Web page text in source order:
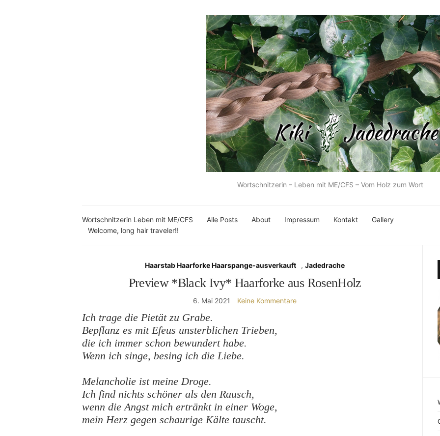
Wortschnitzerin – Leben mit ME/CFS – Vom Holz zum Wort
Wortschnitzerin Leben mit ME/CFS Alle Posts About Impressum Kontakt
Gallery
Welcome, long hair traveler!!
Haarstab Haarforke Haarspange-ausverkauft ,Jadedrache
Preview *Black Ivy* Haarforke aus RosenHolz
6. Mai 2021 Keine Kommentare
Ich trage die Pietät zu Grabe.
Bepflanz es mit Efeus unsterblichen Trieben,
die ich immer schon bewundert habe.
Wenn ich singe, besing ich die Liebe.
Melancholie ist meine Droge.
Ich find nichts schöner als den Rausch,
wenn die Angst mich ertränkt in einer Woge,
mein Herz gegen schaurige Kälte tauscht.